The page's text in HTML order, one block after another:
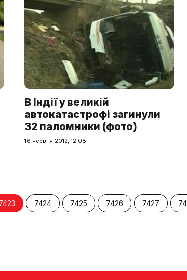
В Індії у великій
автокатастрофі загинули
32 паломники (фото)
16 червня 2012, 12:08
7424 7425 7426 7427